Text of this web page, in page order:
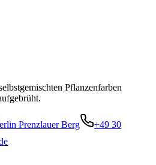
Pflanzenfarben
Prenzlauer Berg
+49 30